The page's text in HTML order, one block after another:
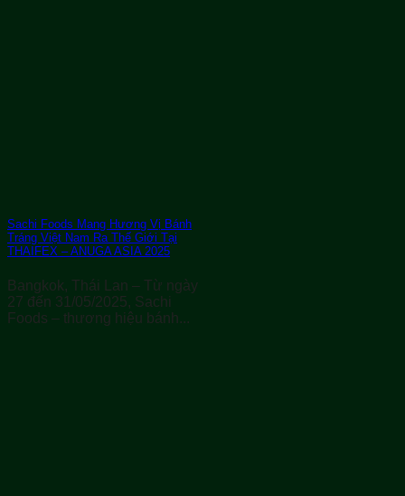
Sachi Foods Mang Hương Vị Bánh
Tráng Việt Nam Ra Thế Giới Tại
THAIFEX – ANUGA ASIA 2025
Bangkok, Thái Lan – Từ ngày
27 đến 31/05/2025, Sachi
Foods – thương hiệu bánh...